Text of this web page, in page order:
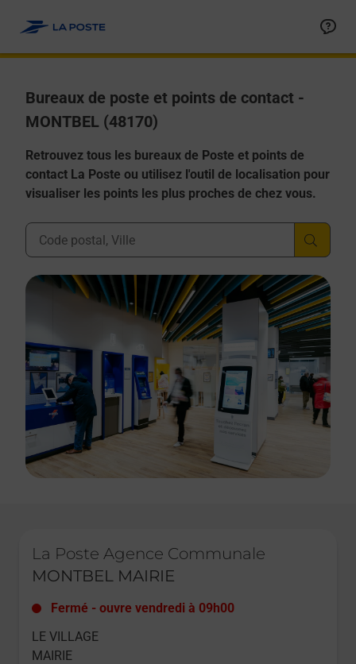
Bureaux de poste et points de contact -
MONTBEL (48170)
Retrouvez tous les bureaux de Poste et points de
contact La Poste ou utilisez l'outil de localisation pour
visualiser les points les plus proches de chez vous.
Ville, Département, Code Postal
La Poste Agence Communale
MONTBEL MAIRIE
Fermé - ouvre vendredi à 09h00
LE VILLAGE
MAIRIE